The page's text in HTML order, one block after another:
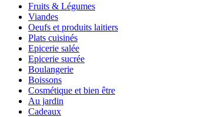
Fruits & Légumes
Viandes
Oeufs et produits laitiers
Plats cuisinés
Epicerie salée
Epicerie sucrée
Boulangerie
Boissons
Cosmétique et bien être
Au jardin
Cadeaux